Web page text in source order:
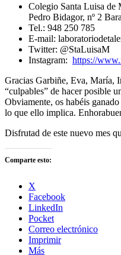
Colegio Santa Luisa de
Pedro Bidagor, nº 2
Tel.: 948 250 785
E-mail:
Twitter: @StaLuisaM
Instagram: https://
Gracias Garbiñe, Eva, María,
“culpables” de hacer posible
Obviamente, os habéis
lo que ello implica.
Disfrutad de este nuevo mes
Comparte esto:
X
Facebook
LinkedIn
Pocket
Correo electrónico
Imprimir
Más